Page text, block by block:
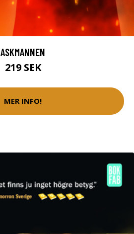
ASKMANNEN
219 SEK
MER INFO!